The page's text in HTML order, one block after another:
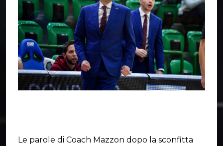
Le parole di Coach Mazzon dopo la sconfitta